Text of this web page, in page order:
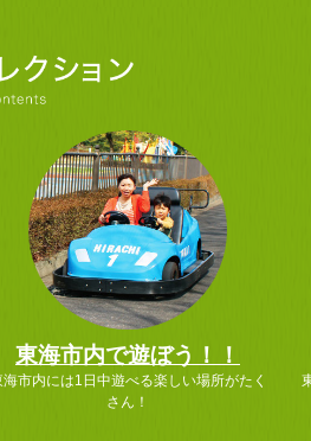
東海市内で遊ぼう！！
海市内には1日中遊べる楽しい場所がたく
さん！